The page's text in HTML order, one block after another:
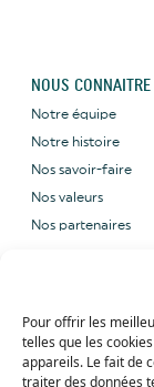
Pour offrir les
telles que les
appareils. Le fait de
traiter des données
NOUS CONNAITRE
Notre équipe
Notre histoire
Nos savoir-faire
Nos valeurs
Nos partenaires
provence.com
Tel: +33 (0) 4 90 27